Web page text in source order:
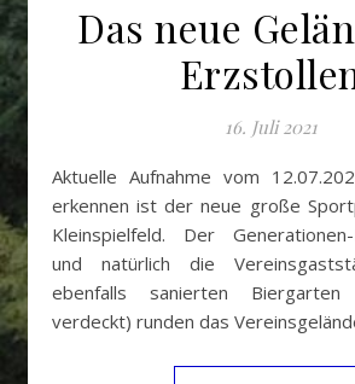
Das neue
16. Juli 2021
Aktuelle Aufnahme vom 12.07.2021. Sehr gut zu
erkennen ist der neue große
Kleinspielfeld. Der Generationen-
und natürlich die
ebenfalls sanierten
verdeckt) runden das